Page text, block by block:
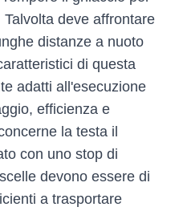
deve affrontare
distanze a nuoto
di questa
adatti all'esecuzione
efficienza e
la testa il
con uno stop di
devono essere di
a trasportare